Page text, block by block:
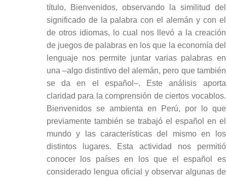
título, Bienvenidos, observando la similitud del
significado de la palabra con el alemán y con el
de otros idiomas, lo cual nos llevó a la creación
de juegos de palabras en los que la economía del
lenguaje nos permite juntar varias palabras en
una –algo distintivo del alemán, pero que también
se da en el español–. Este análisis aporta
claridad para la comprensión de ciertos vocablos.
Bienvenidos se ambienta en Perú, por lo que
previamente también se trabajó el español en el
mundo y las características del mismo en los
distintos lugares. Esta actividad nos permitió
conocer los países en los que el español es
considerado lengua oficial y observar algunas de